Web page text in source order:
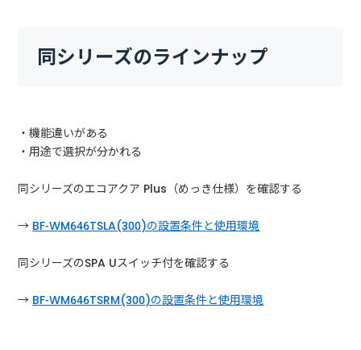
同シリーズのラインナップ
・機能違いがある
・用途で選択が分かれる
同シリーズのエコアクア Plus（めっき仕様）を確認する
→ BF-WM646TSLA(300)の設置条件と使用環境
同シリーズのSPA Uスイッチ付を確認する
→ BF-WM646TSRM(300)の設置条件と使用環境